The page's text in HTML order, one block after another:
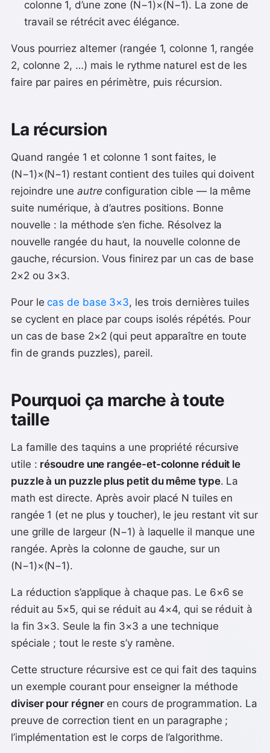
colonne 1, d’une zone (N−1)×(N−1). La zone de
travail se rétrécit avec élégance.
Vous pourriez alterner (rangée 1, colonne 1, rangée
2, colonne 2, …) mais le rythme naturel est de les
faire par paires en périmètre, puis récursion.
La récursion
Quand rangée 1 et colonne 1 sont faites, le
(N−1)×(N−1) restant contient des tuiles qui doivent
rejoindre une autre configuration cible — la même
suite numérique, à d’autres positions. Bonne
nouvelle : la méthode s’en fiche. Résolvez la
nouvelle rangée du haut, la nouvelle colonne de
gauche, récursion. Vous finirez par un cas de base
2×2 ou 3×3.
Pour lecas de base 3×3, les trois dernières tuiles
se cyclent en place par coups isolés répétés. Pour
un cas de base 2×2 (qui peut apparaître en toute
fin de grands puzzles), pareil.
Pourquoi ça marche à toute
taille
La famille des taquins a une propriété récursive
utile : résoudre une rangée-et-colonne réduit le
puzzle à un puzzle plus petit du même type. La
math est directe. Après avoir placé N tuiles en
rangée 1 (et ne plus y toucher), le jeu restant vit sur
une grille de largeur (N−1) à laquelle il manque une
rangée. Après la colonne de gauche, sur un
(N−1)×(N−1).
La réduction s’applique à chaque pas. Le 6×6 se
réduit au 5×5, qui se réduit au 4×4, qui se réduit à
la fin 3×3. Seule la fin 3×3 a une technique
spéciale ; tout le reste s’y ramène.
Cette structure récursive est ce qui fait des taquins
un exemple courant pour enseigner la méthode
diviser pour régneren cours de programmation. La
preuve de correction tient en un paragraphe ;
l’implémentation est le corps de l’algorithme.